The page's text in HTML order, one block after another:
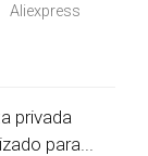
Aliexpress
privada
para...